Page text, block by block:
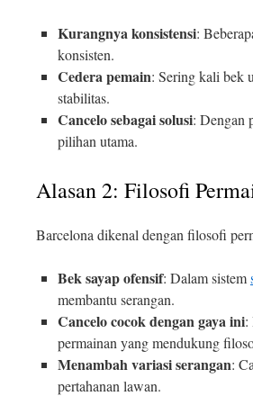
Kurangnya konsistensi:
konsisten.
Cedera pemain: Sering kali bek
stabilitas.
Cancelo sebagai solusi: Dengan
pilihan utama.
Alasan 2: Filosofi
Barcelona dikenal dengan filosofi
Bek sayap ofensif: Dalam sistem
membantu serangan.
Cancelo cocok dengan gaya ini:
permainan yang mendukung
Menambah variasi serangan:
pertahanan lawan.